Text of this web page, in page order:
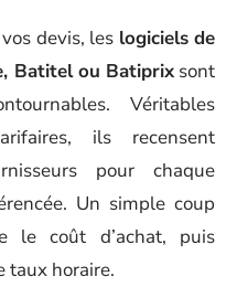
devis, les logiciels de
Batitel ou Batiprixsont
Véritables
ils recensent
pour chaque
Un simple coup
le coût d’achat, puis
taux horaire.